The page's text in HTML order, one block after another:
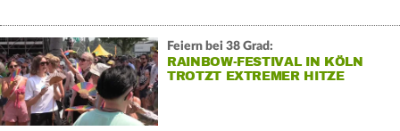
Feiern bei 38 Grad:
RAINBOW-FESTIVAL IN KÖLN
TROTZT EXTREMER HITZE